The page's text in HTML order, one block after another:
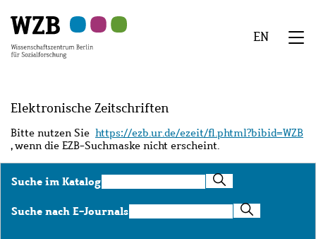
Hauptinhalt
springen
Navigation
springen
Suche
springen
Sekundärnavigation
springen
Fußzeile
springen
EN
Elektronische Zeitschriften
Bitte nutzen Sie https://ezb.ur.de/ezeit/fl.phtml?bibid=WZB
, wenn die EZB-Suchmaske nicht erscheint.
Suche im KatalogSuche
im
Katalog
Suche nach E-JournalsSuche
nach